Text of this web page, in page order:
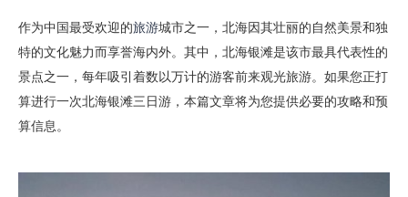
作为中国最受欢迎的旅游城市之一，北海因其壮丽的自然美景和独
特的文化魅力而享誉海内外。其中，北海银滩是该市最具代表性的
景点之一，每年吸引着数以万计的游客前来观光旅游。如果您正打
算进行一次北海银滩三日游，本篇文章将为您提供必要的攻略和预
算信息。